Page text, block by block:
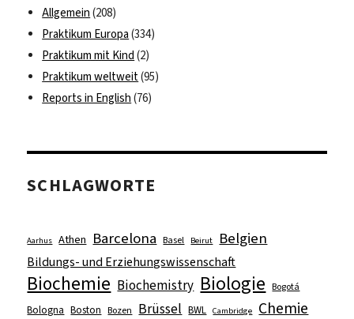
Allgemein (208)
Praktikum Europa (334)
Praktikum mit Kind (2)
Praktikum weltweit(95)
Reports in English (76)
SCHLAGWORTE
Aarhus Athen Barcelona Basel Beirut Belgien
Bildungs- und Erziehungswissenschaft
Biochemie Biochemistry Biologie Bogotá
Bologna Boston Bozen Brüssel BWL Cambridge Chemie